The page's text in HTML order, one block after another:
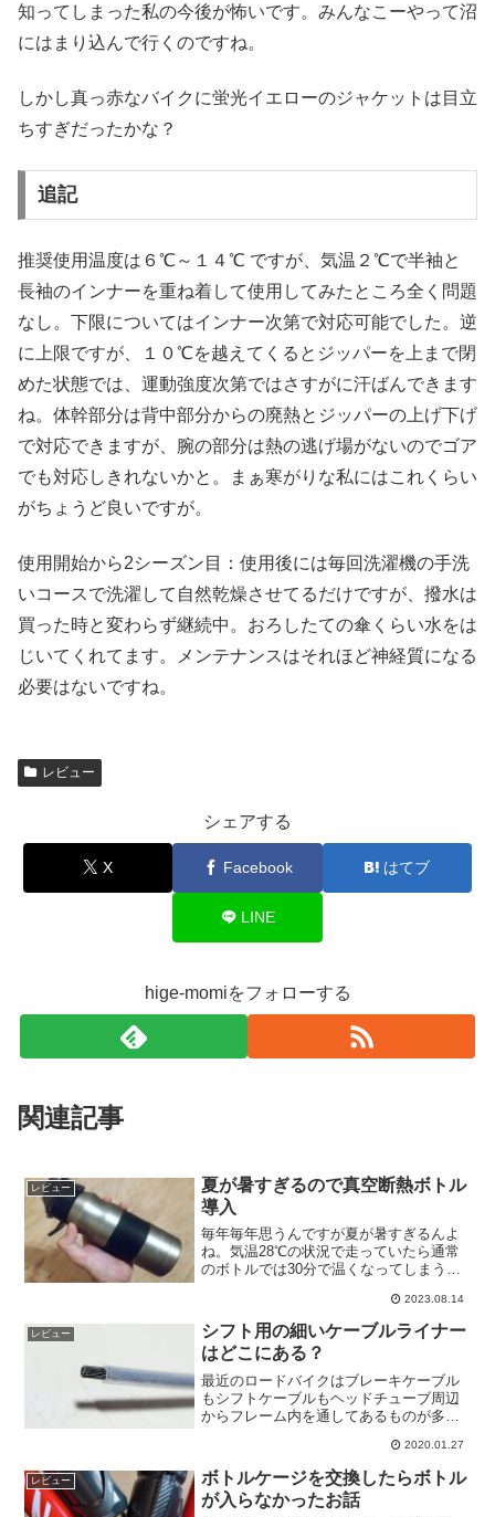
知ってしまった私の今後が怖いです。みんなこーやって沼
にはまり込んで行くのですね。
しかし真っ赤なバイクに蛍光イエローのジャケットは目立
ちすぎだったかな？
追記
推奨使用温度は６℃～１４℃ ですが、気温２℃で半袖と
長袖のインナーを重ね着して使用してみたところ全く問題
なし。下限についてはインナー次第で対応可能でした。逆
に上限ですが、１０℃を越えてくるとジッパーを上まで閉
めた状態では、運動強度次第ではさすがに汗ばんできます
ね。体幹部分は背中部分からの廃熱とジッパーの上げ下げ
で対応できますが、腕の部分は熱の逃げ場がないのでゴア
でも対応しきれないかと。まぁ寒がりな私にはこれくらい
がちょうど良いですが。
使用開始から2シーズン目：使用後には毎回洗濯機の手洗
いコースで洗濯して自然乾燥させてるだけですが、撥水は
買った時と変わらず継続中。おろしたての傘くらい水をは
じいてくれてます。メンテナンスはそれほど神経質になる
必要はないですね。
レビュー
シェアする
X Facebook はてブ
LINE
hige-momiをフォローする
関連記事
レビュー
夏が暑すぎるので真空断熱ボトル
導入
毎年毎年思うんですが夏が暑すぎるんよ
ね。気温28℃の状況で走っていたら通常
のボトルでは30分で温くなってしまうん
2023.08.14
レビュー
シフト用の細いケーブルライナー
はどこにある？
最近のロードバイクはブレーキケーブル
もシフトケーブルもヘッドチューブ周辺
からフレーム内を通してあるものが多い
いる細いケーブルライナーを探し求める
お話。
2020.01.27
レビュー
ボトルケージを交換したらボトル
が入らなかったお話